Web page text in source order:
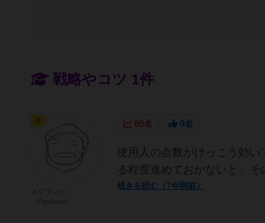
戦略やコツ 1件
89名 0名
使用人の点数がけっこう効
る程度進めておかないと、そ
続きを読む（7年弱前）